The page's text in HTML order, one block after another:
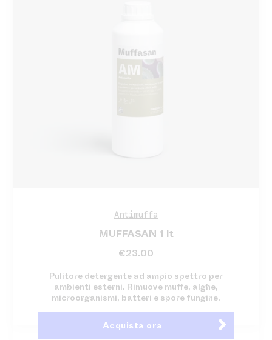
Antimuffa
MUFFASAN 1 lt
€23.00
Pulitore detergente ad ampio spettro per
ambienti esterni. Rimuove muffe, alghe,
microorganismi, batteri e spore fungine.
Acquista ora